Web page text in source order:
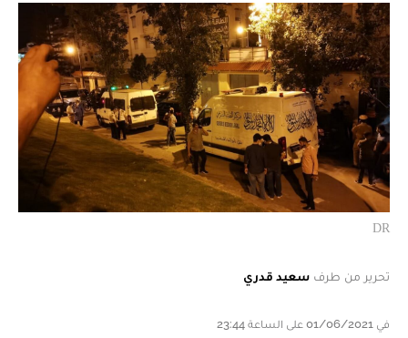
DR
تحرير من طرف سعيد قدري
في 01/06/2021 على الساعة 23:44